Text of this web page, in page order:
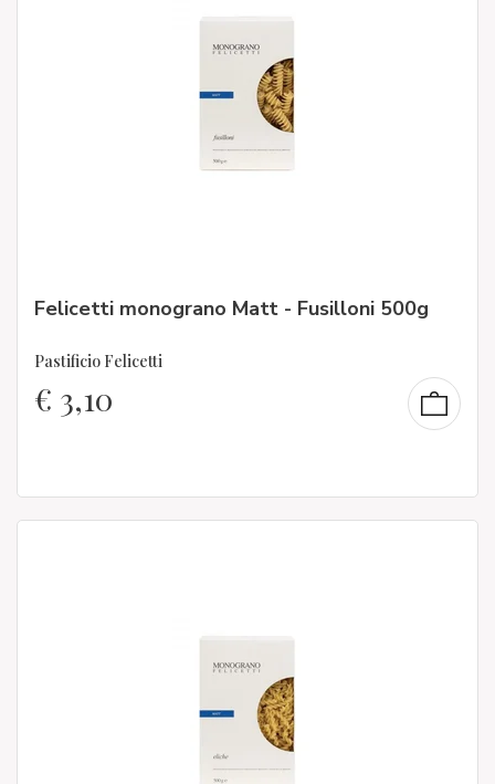
Felicetti monograno Matt - Fusilloni 500g
Pastificio Felicetti
€ 3,10